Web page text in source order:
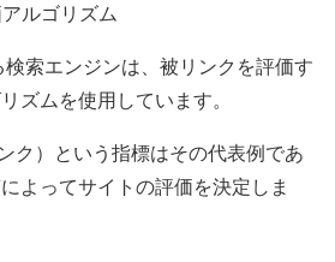
ルゴリズム
索エンジンは、被リンクを評価す
ズムを使用しています。
ク）という指標はその代表例であ
よってサイトの評価を決定しま